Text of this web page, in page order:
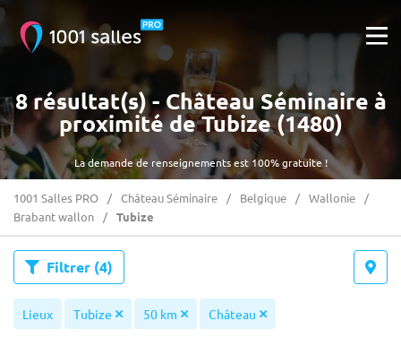
La demande de renseignements est 100% gratuite !
8 résultat(s) - Château Séminaire à
proximité de Tubize (1480)
1001 Salles PRO Château Séminaire Belgique
Wallonie
Brabant wallon
Tubize
Filtrer (4)
Lieux Tubize 50 km Château